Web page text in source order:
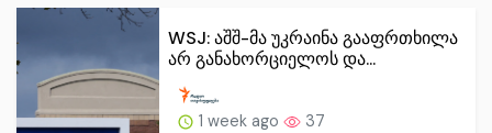
WSJ: აშშ-მა უკრაინა გააფრთხილა
არ განახორციელოს და...
1 week ago 37